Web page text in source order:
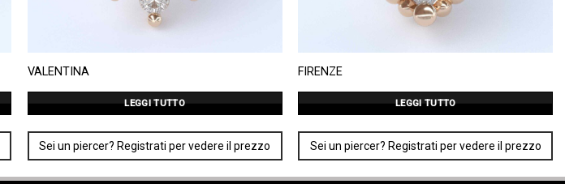
VALENTINA
LEGGI TUTTO
Sei un piercer? Registrati per vedere il prezzo
FIRENZE
LEGGI TUTTO
Sei un piercer? Registrati per vedere il prezzo